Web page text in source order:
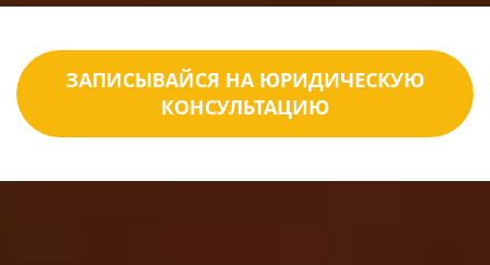
ЗАПИСЫВАЙСЯ НА ЮРИДИЧЕСКУЮ
КОНСУЛЬТАЦИЮ